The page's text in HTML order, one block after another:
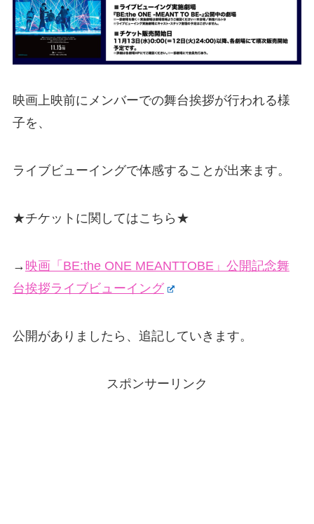
映画上映前にメンバーでの舞台挨拶が行われる様
子を、
ライブビューイングで体感することが出来ます。
★チケットに関してはこちら★
→ 映画「BE:the ONE MEANTTOBE」公開記念舞
台挨拶ライブビューイング
公開がありましたら、追記していきます。
スポンサーリンク